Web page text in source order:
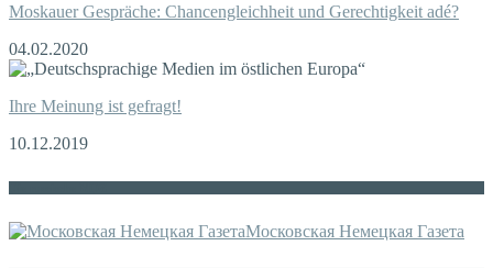
Moskauer Gespräche: Chancengleichheit und Gerechtigkeit adé?
04.02.2020
Ihre Meinung ist gefragt!
10.12.2019
Московская Немецкая Газета